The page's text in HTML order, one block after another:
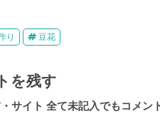
り 豆花
を残す